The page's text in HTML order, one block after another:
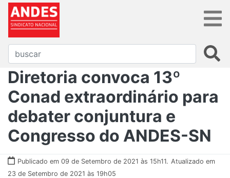
Diretoria convoca 13º
Conad extraordinário para
debater conjuntura e
Congresso do ANDES-SN
Publicado em 09 de Setembro de 2021 às 15h11. Atualizado em
23 de Setembro de 2021 às 19h05